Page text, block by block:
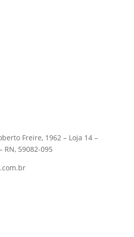
Freire, 1962 – Loja 14 –
RN, 59082-095